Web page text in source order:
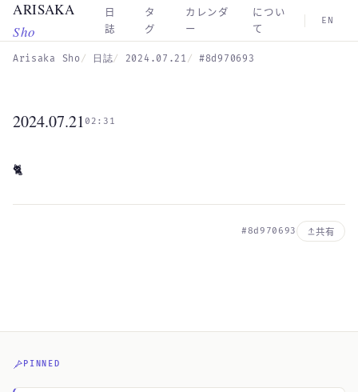
Skip to main content
ARISAKA
Sho
日
誌
タ
グ
カレンダ
ー
につい
て
EN
Arisaka Sho 日誌 2024.07.21 #8d970693
2024.07.21 02:31
🐈️
#8d970693 共有
PINNED